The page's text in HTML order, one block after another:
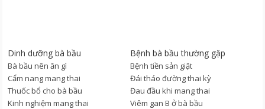
Dinh dưỡng bà bầu
Bà bầu nên ăn gì
Cẩm nang mang thai
Thuốc bổ cho bà bầu
Kinh nghiệm mang thai
Bệnh bà bầu thường gặp
Bệnh tiền sản giật
Đái tháo đường thai kỳ
Đau đầu khi mang thai
Viêm gan B ở bà bầu